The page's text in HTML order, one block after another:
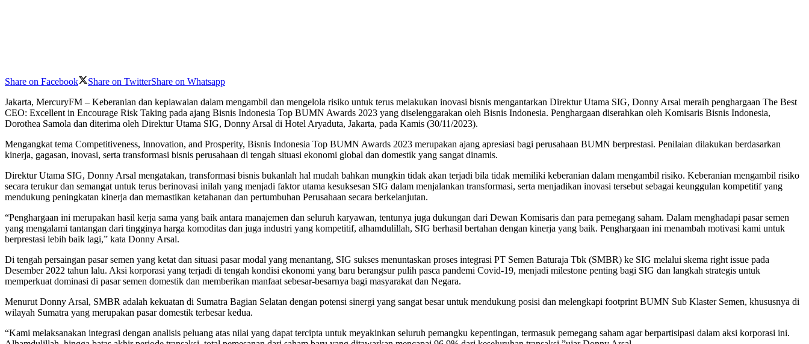
Share on Facebook Share on TwitterShare on Whatsapp
Jakarta, MercuryFM – Keberanian dan kepiawaian dalam mengambil dan mengelola risiko untuk terus melakukan inovasi bisnis mengantarkan Direktur Utama SIG, Donny Arsal meraih penghargaan The Best
CEO: Excellent in Encourage Risk Taking pada ajang Bisnis Indonesia Top BUMN Awards 2023 yang diselenggarakan oleh Bisnis Indonesia. Penghargaan diserahkan oleh Komisaris Bisnis Indonesia,
Dorothea Samola dan diterima oleh Direktur Utama SIG, Donny Arsal di Hotel Aryaduta, Jakarta, pada Kamis (30/11/2023).
Mengangkat tema Competitiveness, Innovation, and Prosperity, Bisnis Indonesia Top BUMN Awards 2023 merupakan ajang apresiasi bagi perusahaan BUMN berprestasi. Penilaian dilakukan berdasarkan
kinerja, gagasan, inovasi, serta transformasi bisnis perusahaan di tengah situasi ekonomi global dan domestik yang sangat dinamis.
Direktur Utama SIG, Donny Arsal mengatakan, transformasi bisnis bukanlah hal mudah bahkan mungkin tidak akan terjadi bila tidak memiliki keberanian dalam mengambil risiko. Keberanian mengambil risiko
secara terukur dan semangat untuk terus berinovasi inilah yang menjadi faktor utama kesuksesan SIG dalam menjalankan transformasi, serta menjadikan inovasi tersebut sebagai keunggulan kompetitif yang
mendukung peningkatan kinerja dan memastikan ketahanan dan pertumbuhan Perusahaan secara berkelanjutan.
“Penghargaan ini merupakan hasil kerja sama yang baik antara manajemen dan seluruh karyawan, tentunya juga dukungan dari Dewan Komisaris dan para pemegang saham. Dalam menghadapi pasar semen
yang mengalami tantangan dari tingginya harga komoditas dan juga industri yang kompetitif, alhamdulillah, SIG berhasil bertahan dengan kinerja yang baik. Penghargaan ini menambah motivasi kami untuk
berprestasi lebih baik lagi,” kata Donny Arsal.
Di tengah persaingan pasar semen yang ketat dan situasi pasar modal yang menantang, SIG sukses menuntaskan proses integrasi PT Semen Baturaja Tbk (SMBR) ke SIG melalui skema right issue pada
Desember 2022 tahun lalu. Aksi korporasi yang terjadi di tengah kondisi ekonomi yang baru berangsur pulih pasca pandemi Covid-19, menjadi milestone penting bagi SIG dan langkah strategis untuk
memperkuat dominasi di pasar semen domestik dan memberikan manfaat sebesar-besarnya bagi masyarakat dan Negara.
Menurut Donny Arsal, SMBR adalah kekuatan di Sumatra Bagian Selatan dengan potensi sinergi yang sangat besar untuk mendukung posisi dan melengkapi footprint BUMN Sub Klaster Semen, khususnya di
wilayah Sumatra yang merupakan pasar domestik terbesar kedua.
“Kami melaksanakan integrasi dengan analisis peluang atas nilai yang dapat tercipta untuk meyakinkan seluruh pemangku kepentingan, termasuk pemegang saham agar berpartisipasi dalam aksi korporasi ini.